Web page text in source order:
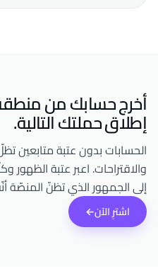
أخرج حسابك من
إطلاق حملتك التالية.
الحسابات بدون عتبة متابعين
والاقتراحات. اعبر عتبة الظهور
إلى الجمهور الذي تظنّ المنصّة
اشترِ الآن←